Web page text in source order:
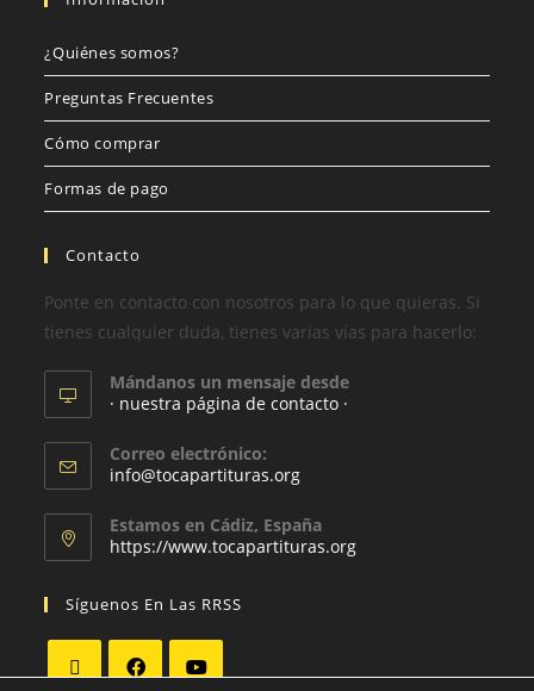
¿Quiénes somos?
Preguntas Frecuentes
Cómo comprar
Formas de pago
Contacto
Ponte en contacto con nosotros para lo que quieras. Si
tienes cualquier duda, tienes varias vías para hacerlo:
Mándanos un mensaje desde
· nuestra página de contacto ·
Correo electrónico:
info@tocapartituras.org
Estamos en Cádiz, España
https://www.tocapartituras.org
Síguenos En Las RRSS